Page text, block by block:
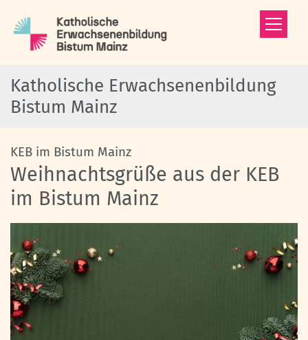
Katholische Erwachsenenbildung
Bistum Mainz
KEB im Bistum Mainz:
Weihnachtsgrüße aus der KEB
im Bistum Mainz